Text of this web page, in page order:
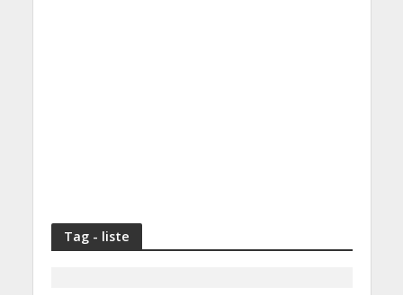
Tag - liste